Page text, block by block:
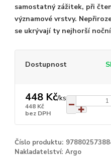
samostatný zážitek, při
významové vrstvy.
se ukrývají ty nejhorší
Dostupnost
448 Kč/ks
448 Kč
bez DPH
Číslo produktu:
Nakladatelství: Argo